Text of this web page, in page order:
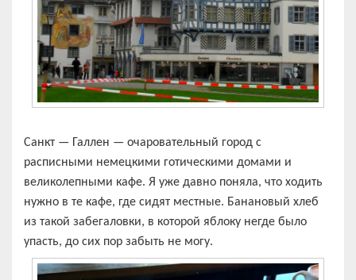
Санкт — Галлен — очаровательный город с
расписными немецкими готическими домами и
великолепными кафе. Я уже давно поняла, что ходить
нужно в те кафе, где сидят местные. Банановый хлеб
из такой забегаловки, в которой яблоку негде было
упасть, до сих пор забыть не могу.